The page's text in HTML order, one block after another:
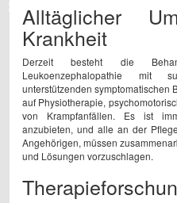
Alltäglicher
Krankheit
Derzeit besteht die
Leukoenzephalopathie mit
unterstützenden symptomatischen
auf Physiotherapie,
von Krampfanfällen. Es ist
anzubieten, und alle an der
Angehörigen, müssen
und Lösungen vorzuschlagen.